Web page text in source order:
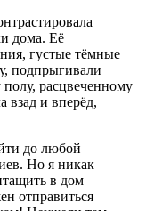
дома. Её
густые тёмные
подпрыгивали
расцвеченному
и вперёд,
до любой
. Но я никак
в дом
отправиться